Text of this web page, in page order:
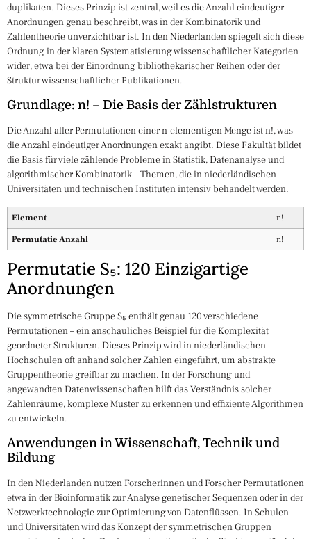
duplikaten. Dieses Prinzip ist zentral, weil es die Anzahl eindeutiger
Anordnungen genau beschreibt, was in der Kombinatorik und
Zahlentheorie unverzichtbar ist. In den Niederlanden spiegelt sich diese
Ordnung in der klaren Systematisierung wissenschaftlicher Kategorien
wider, etwa bei der Einordnung bibliothekarischer Reihen oder der
Struktur wissenschaftlicher Publikationen.
Grundlage: n! – Die Basis der Zählstrukturen
Die Anzahl aller Permutationen einer n-elementigen Menge ist n!, was
die Anzahl eindeutiger Anordnungen exakt angibt. Diese Fakultät bildet
die Basis für viele zählende Probleme in Statistik, Datenanalyse und
algorithmischer Kombinatorik – Themen, die in niederländischen
Universitäten und technischen Instituten intensiv behandelt werden.
Element
n!
Permutatie Anzahl
n!
Permutatie S₅: 120 Einzigartige
Anordnungen
Die symmetrische Gruppe S₅ enthält genau 120 verschiedene
Permutationen – ein anschauliches Beispiel für die Komplexität
geordneter Strukturen. Dieses Prinzip wird in niederländischen
Hochschulen oft anhand solcher Zahlen eingeführt, um abstrakte
Gruppentheorie greifbar zu machen. In der Forschung und
angewandten Datenwissenschaften hilft das Verständnis solcher
Zahlenräume, komplexe Muster zu erkennen und effiziente Algorithmen
zu entwickeln.
Anwendungen in Wissenschaft, Technik und
Bildung
In den Niederlanden nutzen Forscherinnen und Forscher Permutationen
etwa in der Bioinformatik zur Analyse genetischer Sequenzen oder in der
Netzwerktechnologie zur Optimierung von Datenflüssen. In Schulen
und Universitäten wird das Konzept der symmetrischen Gruppen